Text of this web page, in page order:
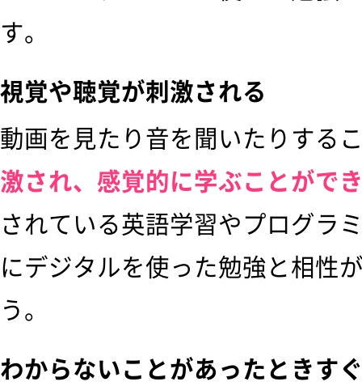
す。
視覚や聴覚が刺激される
動画を見たり音を聞いたりする
激され、感覚的に学ぶことがで
されている英語学習やプログラ
にデジタルを使った勉強と相性
う。
わからないことがあったときす